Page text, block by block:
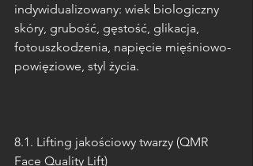
indywidualizowany: wiek biologiczny
skóry, grubość, gęstość, glikacja,
fotouszkodzenia, napięcie mięśniowo-
powięziowe, styl życia.
8.1. Lifting jakościowy twarzy (QMR
Face Quality Lift)